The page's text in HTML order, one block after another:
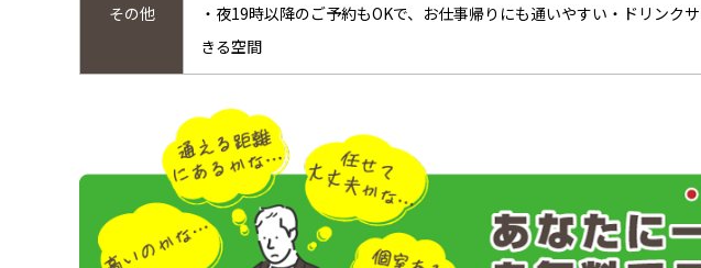
その他
・夜19時以降のご予約もOKで、お仕事帰りにも通いやすい・ドリンク
きる空間